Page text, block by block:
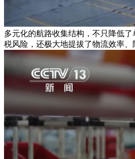
多元化的航路收集结构，不只降低
税风险，还极大地提拔了物流效率、